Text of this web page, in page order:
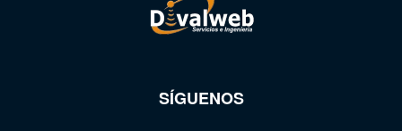
SÍGUENOS